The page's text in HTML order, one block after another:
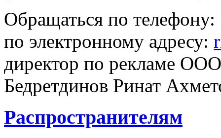
Обращаться по
по электронному адресу:
директор по рекламе
Бедретдинов Ринат
Распространителям